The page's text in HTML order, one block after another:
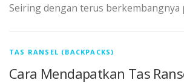
Seiring dengan terus berkembangnya
TAS RANSEL (BACKPACKS)
Cara Mendapatkan Tas